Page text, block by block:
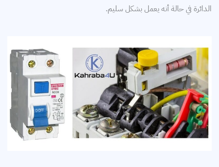
الدائرة في حالة أنه يعمل بشكل سليم.